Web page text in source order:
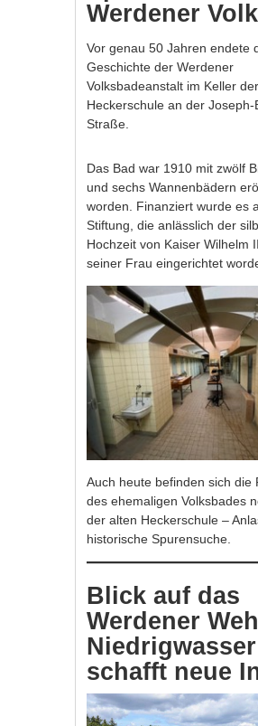
Werdener
Vor genau 50 Jahren endete
Geschichte der Werdener
Volksbadeanstalt im Keller
Heckerschule an der Joseph-
Straße.
Das Bad war 1910 mit zwölf
und sechs Wannenbädern
worden. Finanziert wurde es
Stiftung, die anlässlich der
Hochzeit von Kaiser Wilhelm
seiner Frau eingerichtet
Auch heute befinden sich die
des ehemaligen Volksbades
der alten Heckerschule –
historische Spurensuche.
Blick auf das
Werdener
Niedrigwasser
schafft neue